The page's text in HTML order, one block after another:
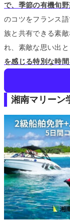
で、季節の有機旬
のコツをフランス
族と共有できる素敵
れ、素敵な思い出
を感じる特別な時
湘南マリーン